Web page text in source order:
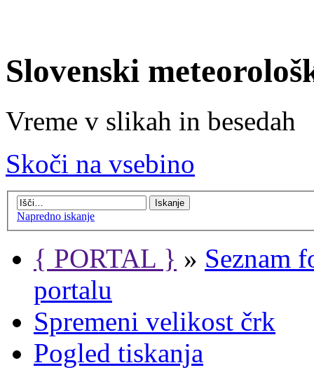
Slovenski
Vreme v slikah in besedah
Skoči na vsebino
Napredno iskanje
{ PORTAL } » Seznam
portalu
Spremeni velikost črk
Pogled tiskanja